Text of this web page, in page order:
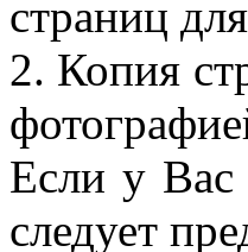
страниц
2. Копия
Если у Вас
следует